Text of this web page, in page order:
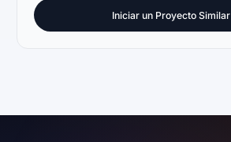
Iniciar un Proyecto Similar